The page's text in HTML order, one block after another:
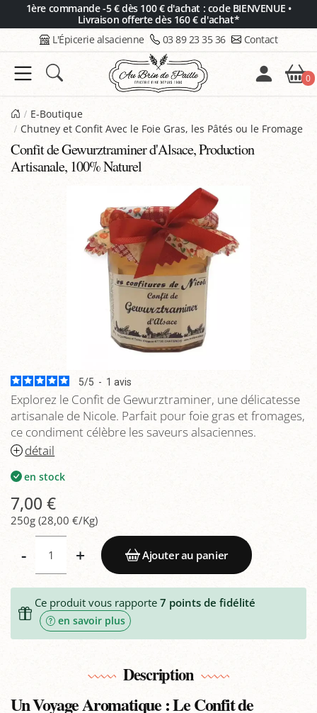
1ère commande -5 € dès 100 € d'achat : code BIENVENUE •
Livraison offerte dès 160 € d'achat*
L'Épicerie alsacienne 03 89 23 35 36 Contact
0
E-Boutique
Chutney et Confit Avec le Foie Gras, les Pâtés ou le Fromage
Confit de Gewurztraminer d'Alsace, Production
Artisanale, 100% Naturel
5/5 - 1 avis
Explorez le Confit de Gewurztraminer, une délicatesse
artisanale de Nicole. Parfait pour foie gras et fromages,
ce condiment célèbre les saveurs alsaciennes.
détail
en stock
7,00 €
250g (28,00 €/Kg)
- + Ajouter au panier
Ce produit vous rapporte 7 points de fidélité
en savoir plus
Description
Un Voyage Aromatique : Le Confit de
Panneau de gestion des cookies